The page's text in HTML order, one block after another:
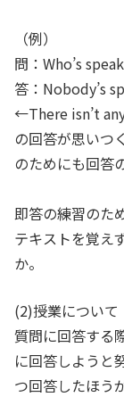
（例）
問：Who’s
答：Nobody’s
←There isn’t
の回答が思いつ
のためにも回答
即答の練習のた
テキストを覚え
か。
(2)授業について
質問に回答する
に回答しようと
つ回答したほう